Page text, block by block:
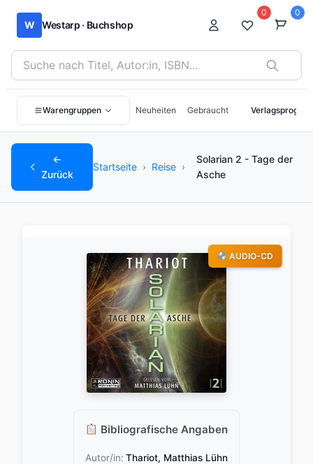
W Westarp · Buchshop
Bücher suchen nach Titel, Autor:in oder ISBN
0 0
Warengruppen Neuheiten Gebraucht
←
Zurück
Startseite › Reise ›
Solarian 2 - Tage der
Asche
Bibliografische Angaben
Autor/in: Thariot, Matthias Lühn
AUDIO-CD